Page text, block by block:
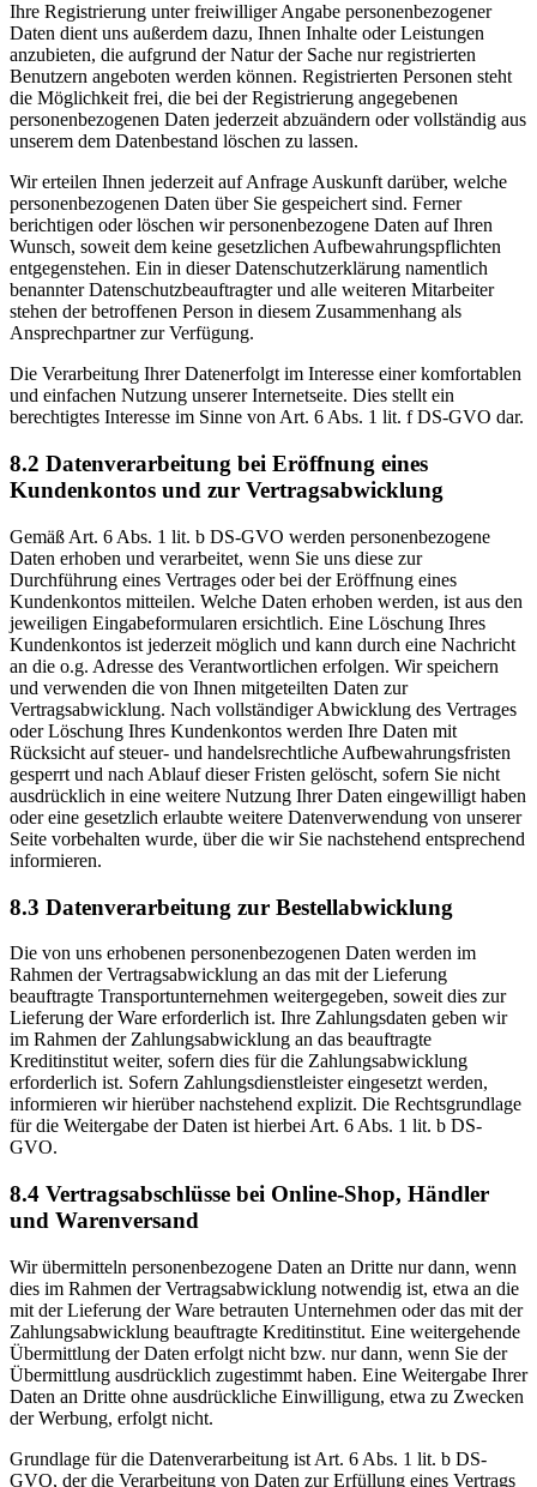
Ihre Registrierung unter freiwilliger Angabe personenbezogener
Daten dient uns außerdem dazu, Ihnen Inhalte oder Leistungen
anzubieten, die aufgrund der Natur der Sache nur registrierten
Benutzern angeboten werden können. Registrierten Personen steht
die Möglichkeit frei, die bei der Registrierung angegebenen
personenbezogenen Daten jederzeit abzuändern oder vollständig aus
unserem dem Datenbestand löschen zu lassen.
Wir erteilen Ihnen jederzeit auf Anfrage Auskunft darüber, welche
personenbezogenen Daten über Sie gespeichert sind. Ferner
berichtigen oder löschen wir personenbezogene Daten auf Ihren
Wunsch, soweit dem keine gesetzlichen Aufbewahrungspflichten
entgegenstehen. Ein in dieser Datenschutzerklärung namentlich
benannter Datenschutzbeauftragter und alle weiteren Mitarbeiter
stehen der betroffenen Person in diesem Zusammenhang als
Ansprechpartner zur Verfügung.
Die Verarbeitung Ihrer Datenerfolgt im Interesse einer komfortablen
und einfachen Nutzung unserer Internetseite. Dies stellt ein
berechtigtes Interesse im Sinne von Art. 6 Abs. 1 lit. f DS-GVO dar.
8.2 Datenverarbeitung bei Eröffnung eines
Kundenkontos und zur Vertragsabwicklung
Gemäß Art. 6 Abs. 1 lit. b DS-GVO werden personenbezogene
Daten erhoben und verarbeitet, wenn Sie uns diese zur
Durchführung eines Vertrages oder bei der Eröffnung eines
Kundenkontos mitteilen. Welche Daten erhoben werden, ist aus den
jeweiligen Eingabeformularen ersichtlich. Eine Löschung Ihres
Kundenkontos ist jederzeit möglich und kann durch eine Nachricht
an die o.g. Adresse des Verantwortlichen erfolgen. Wir speichern
und verwenden die von Ihnen mitgeteilten Daten zur
Vertragsabwicklung. Nach vollständiger Abwicklung des Vertrages
oder Löschung Ihres Kundenkontos werden Ihre Daten mit
Rücksicht auf steuer- und handelsrechtliche Aufbewahrungsfristen
gesperrt und nach Ablauf dieser Fristen gelöscht, sofern Sie nicht
ausdrücklich in eine weitere Nutzung Ihrer Daten eingewilligt haben
oder eine gesetzlich erlaubte weitere Datenverwendung von unserer
Seite vorbehalten wurde, über die wir Sie nachstehend entsprechend
informieren.
8.3 Datenverarbeitung zur Bestellabwicklung
Die von uns erhobenen personenbezogenen Daten werden im
Rahmen der Vertragsabwicklung an das mit der Lieferung
beauftragte Transportunternehmen weitergegeben, soweit dies zur
Lieferung der Ware erforderlich ist. Ihre Zahlungsdaten geben wir
im Rahmen der Zahlungsabwicklung an das beauftragte
Kreditinstitut weiter, sofern dies für die Zahlungsabwicklung
erforderlich ist. Sofern Zahlungsdienstleister eingesetzt werden,
informieren wir hierüber nachstehend explizit. Die Rechtsgrundlage
für die Weitergabe der Daten ist hierbei Art. 6 Abs. 1 lit. b DS-
GVO.
8.4 Vertragsabschlüsse bei Online-Shop, Händler
und Warenversand
Wir übermitteln personenbezogene Daten an Dritte nur dann, wenn
dies im Rahmen der Vertragsabwicklung notwendig ist, etwa an die
mit der Lieferung der Ware betrauten Unternehmen oder das mit der
Zahlungsabwicklung beauftragte Kreditinstitut. Eine weitergehende
Übermittlung der Daten erfolgt nicht bzw. nur dann, wenn Sie der
Übermittlung ausdrücklich zugestimmt haben. Eine Weitergabe Ihrer
Daten an Dritte ohne ausdrückliche Einwilligung, etwa zu Zwecken
der Werbung, erfolgt nicht.
Grundlage für die Datenverarbeitung ist Art. 6 Abs. 1 lit. b DS-
GVO, der die Verarbeitung von Daten zur Erfüllung eines Vertrags